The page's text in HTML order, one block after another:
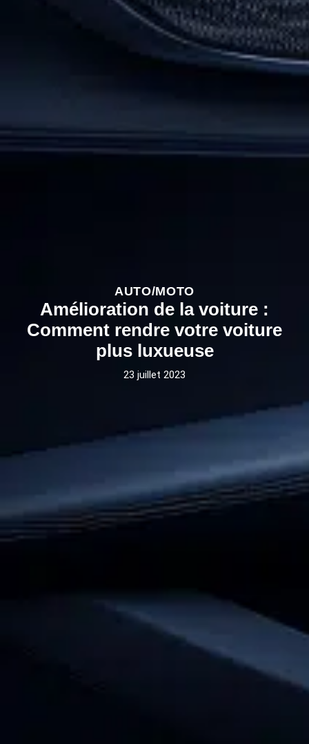
AUTO/MOTO
Amélioration de la voiture :
Comment rendre votre voiture
plus luxueuse
23 juillet 2023